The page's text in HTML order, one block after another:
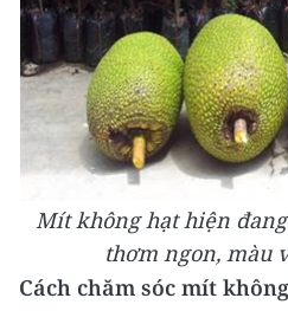
Mít không hạt hiện
thơm ngon, màu
Cách chăm sóc mít